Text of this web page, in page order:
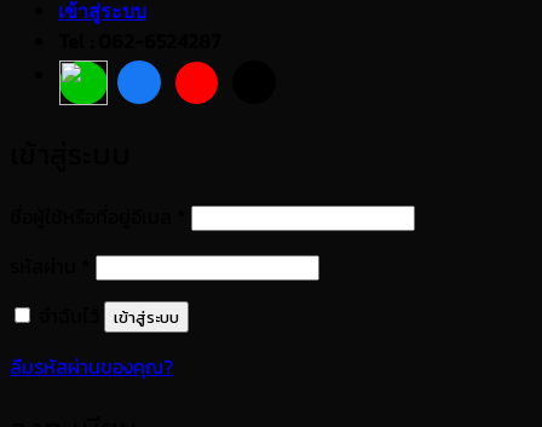
เข้าสู่ระบบ
ต้องการ
ต้องการ
เข้าสู่ระบบ
ลืมรหัสผ่านของคุณ?